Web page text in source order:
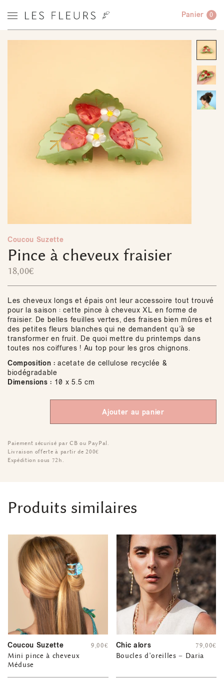
Panier 0
Coucou Suzette
Pince à cheveux fraisier
18,00€
Les cheveux longs et épais ont leur accessoire tout trouvé
pour la saison : cette pince à cheveux XL en forme de
fraisier. De belles feuilles vertes, des fraises bien mûres et
des petites fleurs blanches qui ne demandent qu’à se
transformer en fruit. De quoi mettre du printemps dans
toutes nos coiffures ! Au top pour les gros chignons.
Composition : acetate de cellulose recyclée &
biodégradable
Dimensions : 10 x 5.5 cm
Ajouter au panier
Paiement sécurisé par CB ou PayPal.
Livraison offerte à partir de 200€
Expédition sous 72h.
Produits similaires
Coucou Suzette
Mini pince à cheveux
Méduse
9,00€ Chic alors
Boucles d’oreilles – Daria
79,00€